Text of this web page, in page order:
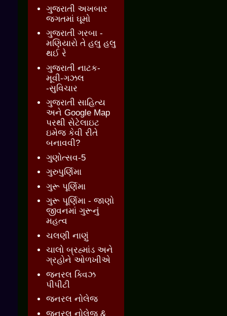
ગુજરાતી અખબાર
જગતમાં ઘૂમો
ગુજરાતી ગરબા -
મણિયારો તે હલુ હલુ
થઈ રે
ગુજરાતી નાટક-
મૂવી-ગઝલ
-સુવિચાર
ગુજરાતી સાહિત્ય
અને Google Map
પરથી સેટેલાઇટ
ઇમેજ કેવી રીતે
બનાવવી?
ગુણોત્સવ-5
ગુરુપુર્ણિમા
ગુરૂ પૂર્ણિમા
ગુરૂ પૂર્ણિમા - જાણો
જીવનમાં ગુરૂનું
મહત્વ
ચલણી નાણું
ચાલો બ્રહ્માંડ અને
ગ્રહોને ઓળખીએ
જનરલ ક્વિઝ
પીપીટી
જનરલ નોલેજ
જનરલ નોલેજ &